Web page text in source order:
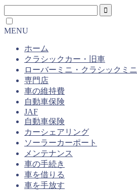
MENU
ホーム
クラシックカー・旧車
ローバーミニ・クラシックミニ
専門店
車の維持費
自動車保険
JAF
自動車保険
カーシェアリング
ソーラーカーポート
メンテナンス
車の手続き
車を借りる
車を手放す